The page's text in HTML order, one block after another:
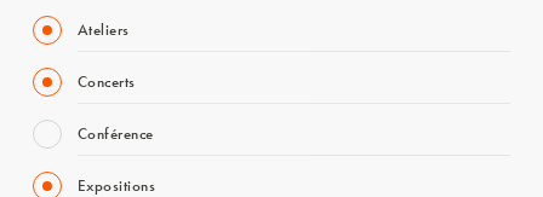
Ateliers
Concerts
Conférence
Expositions